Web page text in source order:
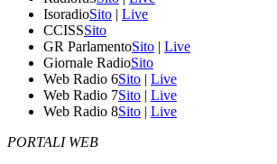
IsoradioSito | Live
CCISSSito
GR ParlamentoSito | Live
Giornale RadioSito
Web Radio 6Sito | Live
Web Radio 7Sito | Live
Web Radio 8Sito | Live
PORTALI WEB